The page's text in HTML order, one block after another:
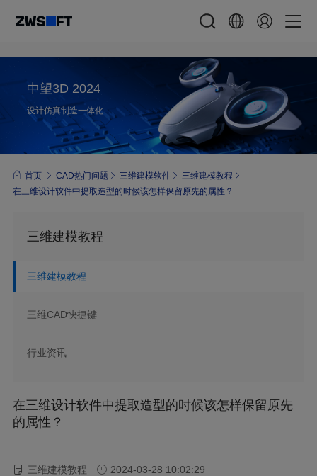
中望3D 2024
设计仿真制造一体化
首页 CAD热门问题 三维建模软件
三维建模教程
在三维设计软件中提取造型的时候该怎样保留原先的属性？
三维建模教程
三维建模教程
三维CAD快捷键
行业资讯
在三维设计软件中提取造型的时候该怎样保留原先
的属性？
三维建模教程
2024-03-28 10:02:29